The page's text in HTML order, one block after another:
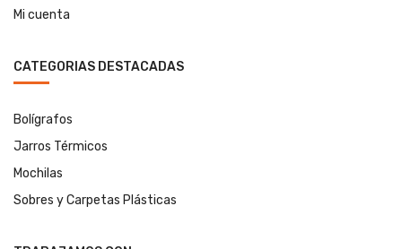
Mi cuenta
CATEGORIAS DESTACADAS
Bolígrafos
Jarros Térmicos
Mochilas
Sobres y Carpetas Plásticas